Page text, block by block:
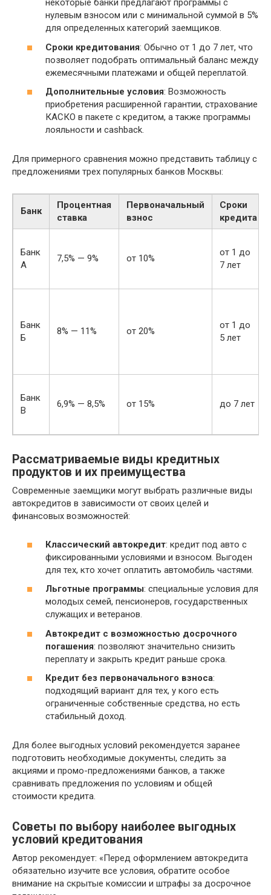
некоторые банки предлагают программы с
нулевым взносом или с минимальной суммой в 5%
для определенных категорий заемщиков.
Сроки кредитования: Обычно от 1 до 7 лет, что
позволяет подобрать оптимальный баланс между
ежемесячными платежами и общей переплатой.
Дополнительные условия: Возможность
приобретения расширенной гарантии, страхование
КАСКО в пакете с кредитом, а также программы
лояльности и cashback.
Для примерного сравнения можно представить таблицу с
предложениями трех популярных банков Москвы:
Банк
Процентная
ставка
Первоначальный
взнос
Сроки
кредита
Банк
А
7,5% — 9% от 10%
от 1 до
7 лет
Банк
Б
8% — 11% от 20%
от 1 до
5 лет
Банк
В
6,9% — 8,5% от 15% до 7 лет
Рассматриваемые виды кредитных
продуктов и их преимущества
Современные заемщики могут выбрать различные виды
автокредитов в зависимости от своих целей и
финансовых возможностей:
Классический автокредит: кредит под авто с
фиксированными условиями и взносом. Выгоден
для тех, кто хочет оплатить автомобиль частями.
Льготные программы: специальные условия для
молодых семей, пенсионеров, государственных
служащих и ветеранов.
Автокредит с возможностью досрочного
погашения: позволяют значительно снизить
переплату и закрыть кредит раньше срока.
Кредит без первоначального взноса:
подходящий вариант для тех, у кого есть
ограниченные собственные средства, но есть
стабильный доход.
Для более выгодных условий рекомендуется заранее
подготовить необходимые документы, следить за
акциями и промо-предложениями банков, а также
сравнивать предложения по условиям и общей
стоимости кредита.
Советы по выбору наиболее выгодных
условий кредитования
Автор рекомендует: «Перед оформлением автокредита
обязательно изучите все условия, обратите особое
внимание на скрытые комиссии и штрафы за досрочное